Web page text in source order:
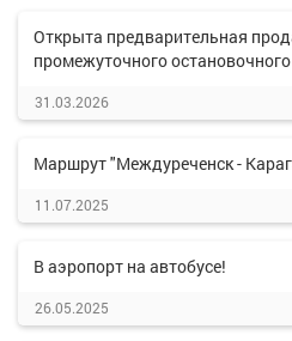
Открыта предварительная
промежуточного
31.03.2026
Маршрут "Междуреченск -
11.07.2025
В аэропорт на автобусе!
26.05.2025